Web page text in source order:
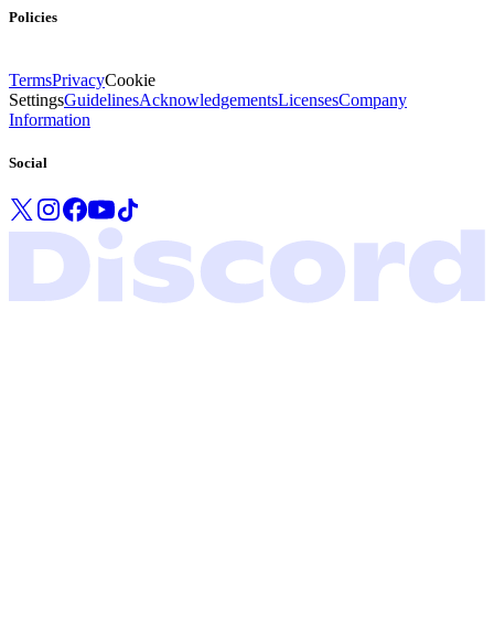
Policies
TermsPrivacyCookie
SettingsGuidelinesAcknowledgementsLicensesCompany
Information
Social